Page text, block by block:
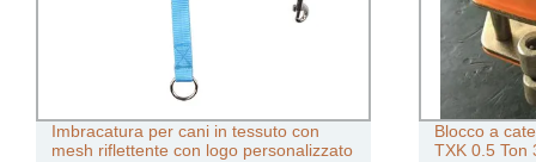
Imbracatura per cani in tessuto con
mesh riflettente con logo personalizzato
Blocco a
TXK 0.5 Ton